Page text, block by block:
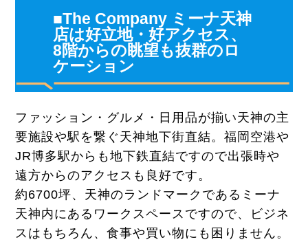
■The Company ミーナ天神
店は好立地・好アクセス、
8階からの眺望も抜群のロ
ケーション
ファッション・グルメ・日用品が揃い天神の主
要施設や駅を繋ぐ天神地下街直結。福岡空港や
JR博多駅からも地下鉄直結ですので出張時や
遠方からのアクセスも良好です。
約6700坪、天神のランドマークであるミーナ
天神内にあるワークスペースですので、ビジネ
スはもちろん、食事や買い物にも困りません。